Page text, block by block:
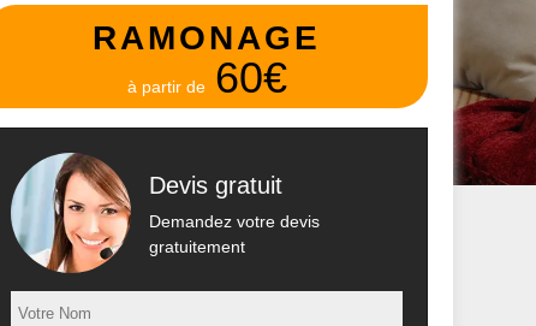
RAMONAGE
à partir de 60€
Devis gratuit
Demandez votre devis
gratuitement